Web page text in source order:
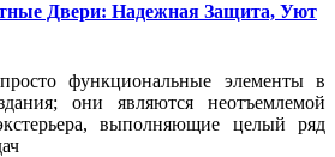
Двери: Надежная Защита, Уют
функциональные элементы в
они являются неотъемлемой
выполняющие целый ряд